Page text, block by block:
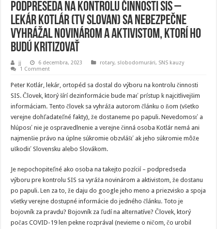
Podpreseda na kontrolu činnosti SIS –
lekár Kotlár (TV Slovan) sa nebezpečne
vyhrážal novinárom a aktivistom, ktorí ho
budú kritizovať
jj 6 decembra, 2023 rotary, slobodomurári, SNS kauzy
1 Comment
Peter Kotlár, lekár, ortopéd sa dostal do výboru na kontrolu činnosti
SIS. Človek, ktorý šírí dezinformácie bude mať prístup k najcitlivejšim
informáciam. Tento človek sa vyhráža autorom článku o ňom (všetko
verejne dohľadateľné fakty), že dostaneme po papuli. Nevedomosť a
hlúposť nie je ospravedlnenie a verejne činná osoba Kotlár nemá ani
najmenšie právo na úplne súkromie obzvlášť ak jeho súkromie môže
uškodiť Slovensku alebo Slovákom.
Je nepochopiteľné ako osoba na takejto pozícií – podpredseda
výboru pre kontrolu SIS sa vyráža novinárom a aktivistom, že dostanu
po papuli. Len za to, že daju do google jeho meno a priezvisko a spoja
všetky verejne dostupné informácie do jedného článku. Toto je
bojovník za pravdu? Bojovník za ľudí na alternatíve? Človek, ktorý
počas COVID-19 len pekne rozprával (nevieme o ničom, čo urobil